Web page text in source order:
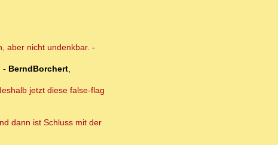
aber nicht undenkbar. -
- BerndBorchert,
jetzt diese false-flag
dann ist Schluss mit der